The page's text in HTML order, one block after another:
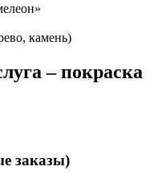
камень)
– покраска
заказы)